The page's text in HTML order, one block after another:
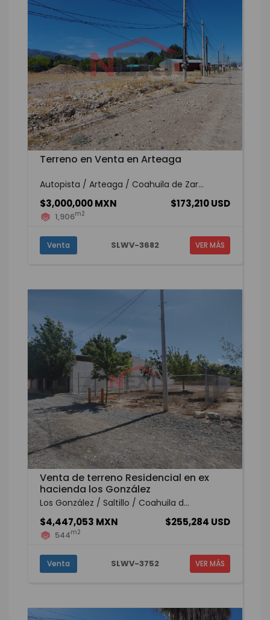
Terreno en Venta en Arteaga
Autopista / Arteaga / Coahuila de Zar...
$3,000,000 MXN $173,210 USD
1,906m2
Venta SLWV-3682 VER MÁS
Venta de terreno Residencial en ex
hacienda los González
Los González / Saltillo / Coahuila d...
$4,447,053 MXN $255,284 USD
544m2
Venta SLWV-3752 VER MÁS